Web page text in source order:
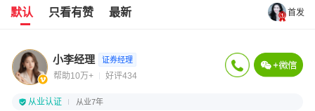
默认 只看有赞 最新 首发
小李经理 证券经理
帮助10万+ 好评434
从业认证 从业7年